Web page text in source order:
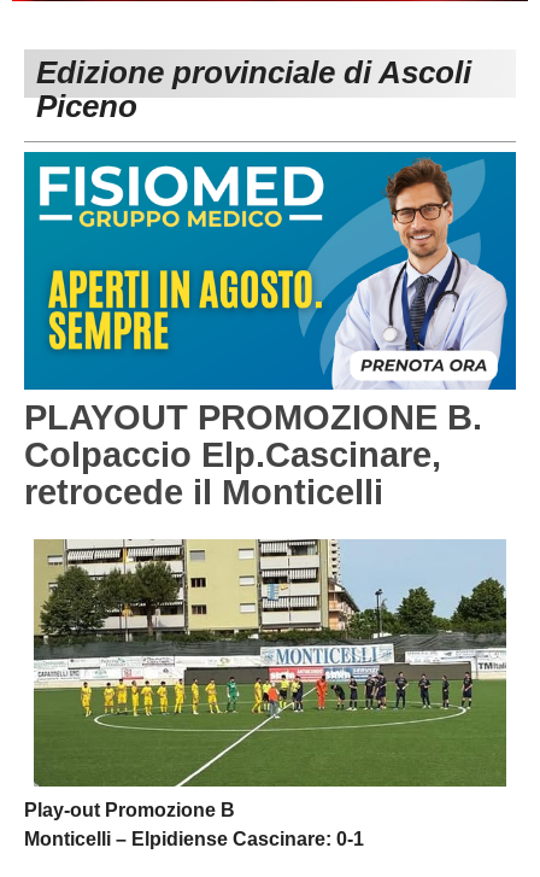
Carica la tua Rosa
1^ CATEGORIA
3^ CATEGORIA
GIOVANILI
Edizione provinciale di Ascoli
Piceno
PLAYOUT PROMOZIONE B.
Colpaccio Elp.Cascinare,
retrocede il Monticelli
Play-out Promozione B
Monticelli – Elpidiense Cascinare: 0-1